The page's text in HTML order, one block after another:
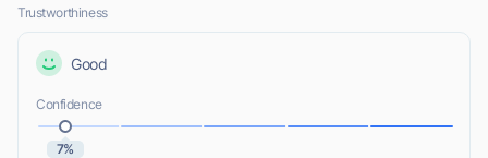
Trustworthiness
Good
Confidence
7%